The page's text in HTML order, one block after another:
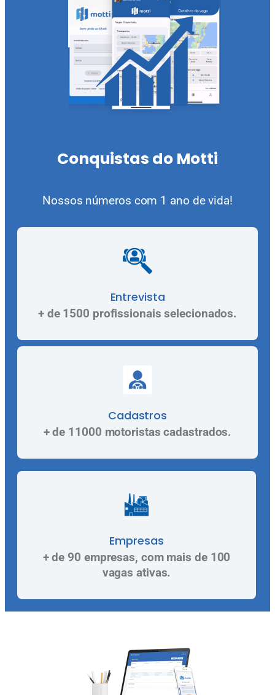
Conquistas do Motti
Nossos números com 1 ano de vida!
Entrevista
+ de 1500 profissionais selecionados.
Cadastros
+ de 11000 motoristas cadastrados.
Empresas
+ de 90 empresas, com mais de 100
vagas ativas.